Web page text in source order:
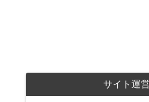
サイト運